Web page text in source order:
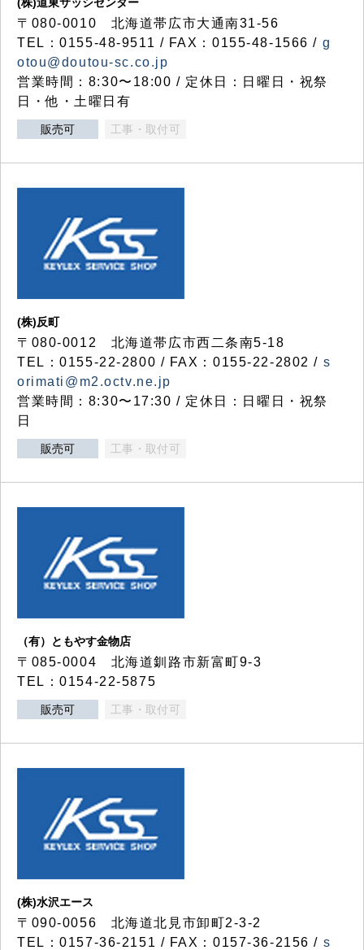
〒080-0010 北海道帯広市大通南31-56
TEL：0155-48-9511 / FAX：0155-48-1566 / g
otou@doutou-sc.co.jp
営業時間：8:30〜18:00 / 定休日：日曜日・祝祭
日・他・土曜日有
販売可 工事・取付可
(株)反町
〒080-0012 北海道帯広市西二条南5-18
TEL：0155-22-2800 / FAX：0155-22-2802 / s
orimati@m2.octv.ne.jp
営業時間：8:30〜17:30 / 定休日：日曜日・祝祭
日
販売可 工事・取付可
（有）ともやす金物店
〒085-0004 北海道釧路市新富町9-3
TEL：0154-22-5875
販売可 工事・取付可
(株)水沢エース
〒090-0056 北海道北見市卸町2-3-2
TEL：0157-36-2151 / FAX：0157-36-2156 / s